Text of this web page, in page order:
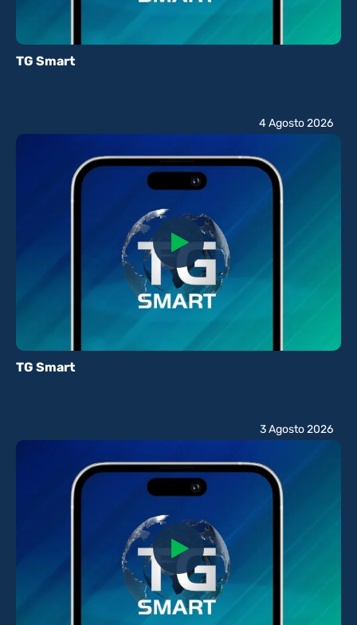
TG Smart
TG Smart
4 Agosto 2026
3 Agosto 2026